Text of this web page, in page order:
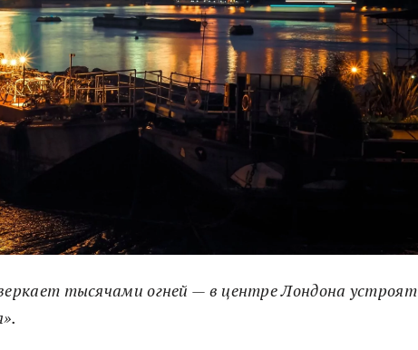
тысячами огней — в центре Лондона устроят